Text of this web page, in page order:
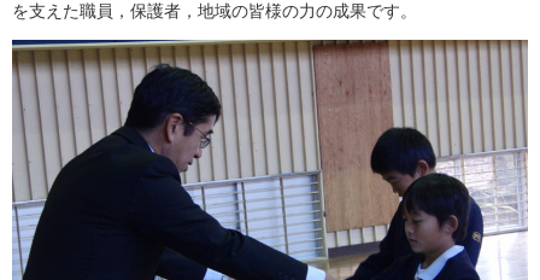
を支えた職員，保護者，地域の皆様の力の成果です。